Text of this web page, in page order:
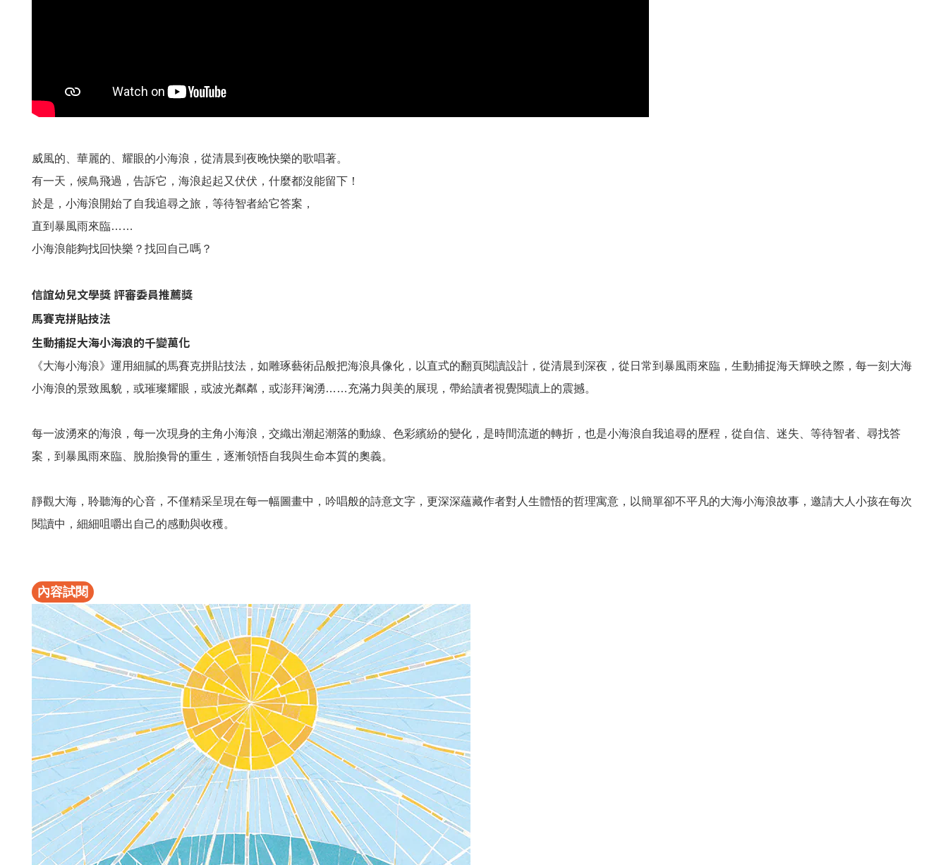
威風的、華麗的、耀眼的小海浪，從清晨到夜晚快樂的歌唱著。
有一天，候鳥飛過，告訴它，海浪起起又伏伏，什麼都沒能留下！
於是，小海浪開始了自我追尋之旅，等待智者給它答案，
直到暴風雨來臨……
小海浪能夠找回快樂？找回自己嗎？
信誼幼兒文學獎 評審委員推薦獎
馬賽克拼貼技法
生動捕捉大海小海浪的千變萬化
《大海小海浪》運用細膩的馬賽克拼貼技法，如雕琢藝術品般把海浪具像化，以直式的翻頁閱讀設計，從清晨到深夜，從日常到暴風雨來臨，生動捕捉海天輝映之際，每一刻大海
小海浪的景致風貌，或璀璨耀眼，或波光粼粼，或澎拜洶湧……充滿力與美的展現，帶給讀者視覺閱讀上的震撼。
每一波湧來的海浪，每一次現身的主角小海浪，交織出潮起潮落的動線、色彩繽紛的變化，是時間流逝的轉折，也是小海浪自我追尋的歷程，從自信、迷失、等待智者、尋找答
案，到暴風雨來臨、脫胎換骨的重生，逐漸領悟自我與生命本質的奧義。
靜觀大海，聆聽海的心音，不僅精采呈現在每一幅圖畫中，吟唱般的詩意文字，更深深蘊藏作者對人生體悟的哲理寓意，以簡單卻不平凡的大海小海浪故事，邀請大人小孩在每次
閱讀中，細細咀嚼出自己的感動與收穫。
內容試閱